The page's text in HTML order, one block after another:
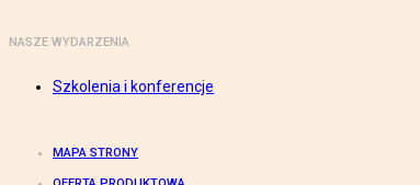
NASZE WYDARZENIA
Szkolenia i konferencje
MAPA STRONY